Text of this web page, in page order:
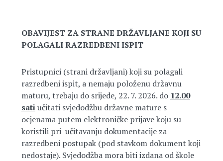
OBAVIJEST ZA STRANE DRŽAVLJANE KOJI SU
POLAGALI RAZREDBENI ISPIT
Pristupnici (strani državljani) koji su polagali
razredbeni ispit, a nemaju položenu državnu
maturu, trebaju do srijede, 22. 7. 2026. do 12.00
satiučitati svjedodžbu državne mature s
ocjenama putem elektroničke prijave koju su
koristili pri učitavanju dokumentacije za
razredbeni postupak (pod stavkom dokument koji
nedostaje). Svjedodžba mora biti izdana od škole